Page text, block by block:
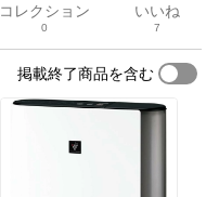
コレクション
0
いいね
7
掲載終了商品を含む